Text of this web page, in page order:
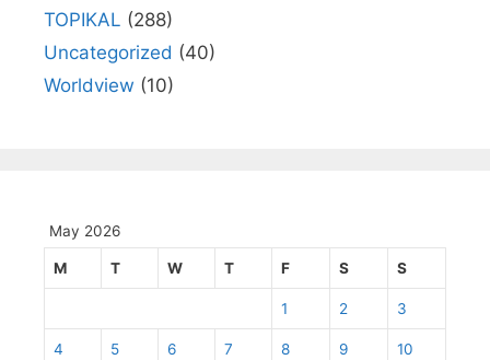
TOPIKAL (288)
Uncategorized (40)
Worldview (10)
May 2026
M T W T F S S
1 2 3
4 5 6 7 8 9 10